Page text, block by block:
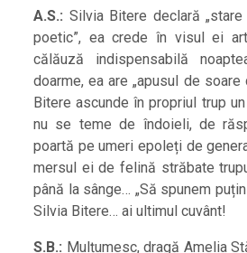
A.S.: Silvia Bitere declară
poetic”, ea crede în visul ei
călăuză indispensabilă
doarme, ea are „apusul de soare
Bitere ascunde în propriul trup
nu se teme de îndoieli, de
poartă pe umeri epoleți de
mersul ei de felină străbate
până la sânge… „Să spunem
Silvia Bitere… ai ultimul cuvânt!
S.B.: Mulțumesc, dragă Amelia